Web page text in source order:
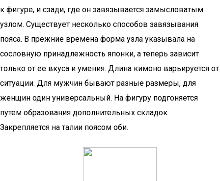
к фигуре, и сзади, где он завязывается замысловатым
узлом. Существует несколько способов завязывания
пояса. В прежние времена форма узла указывала на
сословную принадлежность японки, а теперь зависит
только от ее вкуса и умения. Длина кимоно варьируется от
ситуации. Для мужчин бывают разные размеры, для
женщин один универсальный. На фигуру подгоняется
путем образования дополнительных складок.
Закрепляется на талии поясом оби.